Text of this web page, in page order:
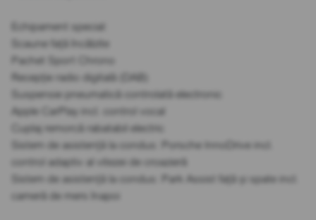
Echipament special:
Scaune față încălzite
Pachet Sport Chrono
Recepție radio digitală (DAB)
Suspensie pneumatică controlată electronic
Apple CarPlay incl. control vocal
Cuplaj remorcă rabatabil electric
Sistem de asistență la condus: Porsche InnoDrive incl.
control adaptiv al vitezei de croazieră
Sistem de asistență la condus: Park Assist față și spate incl.
cameră de mers înapoi